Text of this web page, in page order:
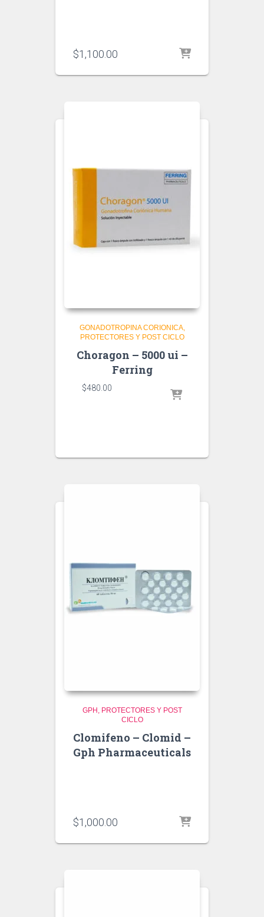
$1,100.00
GONADOTROPINA CORIONICA
PROTECTORES Y POST CICLO
Choragon – 5000 ui –
Ferring
$480.00
GPH
PROTECTORES Y POST
CICLO
Clomifeno – Clomid –
Gph Pharmaceuticals
$1,000.00